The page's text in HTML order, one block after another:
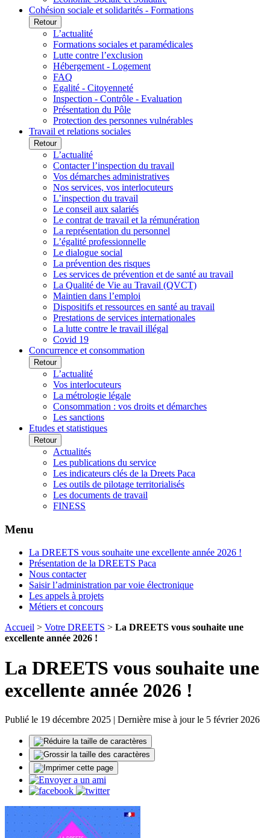
Cohésion sociale et solidarités - Formations
Retour
L’actualité
Formations sociales et paramédicales
Lutte contre l’exclusion
Hébergement - Logement
FAQ
Egalité - Citoyenneté
Inspection - Contrôle - Evaluation
Présentation du Pôle
Protection des personnes vulnérables
Travail et relations sociales
Retour
L’actualité
Contacter l’inspection du travail
Vos démarches administratives
Nos services, vos interlocuteurs
L’inspection du travail
Le conseil aux salariés
Le contrat de travail et la rémunération
La représentation du personnel
L’égalité professionnelle
Le dialogue social
La prévention des risques
Les services de prévention et de santé au travail
La Qualité de Vie au Travail (QVCT)
Maintien dans l’emploi
Dispositifs et ressources en santé au travail
Prestations de services internationales
La lutte contre le travail illégal
Covid 19
Concurrence et consommation
Retour
L’actualité
Vos interlocuteurs
La métrologie légale
Consommation : vos droits et démarches
Les sanctions
Etudes et statistiques
Retour
Actualités
Les publications du service
Les indicateurs clés de la Dreets Paca
Les outils de pilotage territorialisés
Les documents de travail
FINESS
Menu
La DREETS vous souhaite une excellente année 2026 !
Présentation de la DREETS Paca
Nous contacter
Saisir l’administration par voie électronique
Les appels à projets
Métiers et concours
Accueil > Votre DREETS > La DREETS vous souhaite une
excellente année 2026 !
La DREETS vous souhaite une
excellente année 2026 !
Publié le 19 décembre 2025 | Dernière mise à jour le 5 février 2026